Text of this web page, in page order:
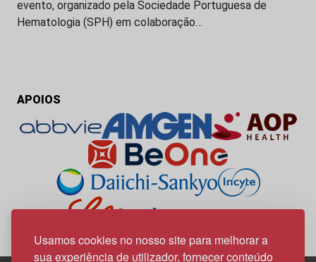
Usamos cookies no nosso site para melhorar a
sua experiência de utilizador, fornecer conteúdo
evento, organizado pela Sociedade Portuguesa de
Hematologia (SPH) em colaboração…
APOIOS